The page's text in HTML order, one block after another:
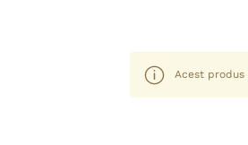
Acest produs